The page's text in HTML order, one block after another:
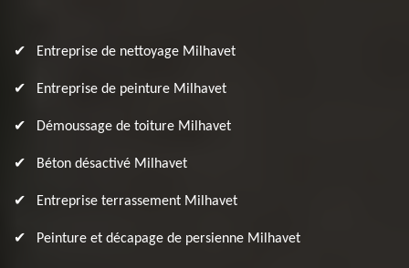
Entreprise de nettoyage Milhavet
Entreprise de peinture Milhavet
Démoussage de toiture Milhavet
Béton désactivé Milhavet
Entreprise terrassement Milhavet
Peinture et décapage de persienne Milhavet